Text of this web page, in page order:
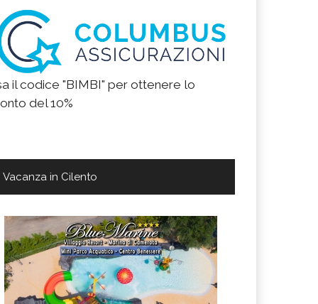
il codice "BIMBI" per ottenere lo
del 10%
Vacanza in Cilento